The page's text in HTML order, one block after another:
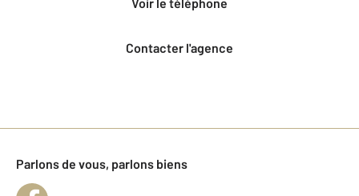
Contacter l'agence
Parlons de vous, parlons biens